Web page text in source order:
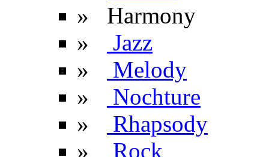
» Harmony
»
Jazz
»
Melody
»
Nochture
»
Rhapsody
»
Rock